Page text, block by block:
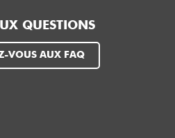
QUESTIONS
VOUS AUX FAQ